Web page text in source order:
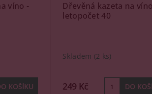
víno -
Dřevěná kazeta na
letopočet 40
Skladem (2 ks)
249 Kč